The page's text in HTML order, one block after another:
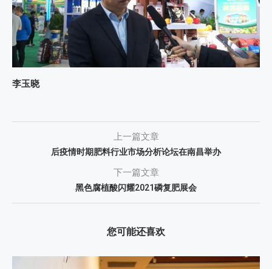
李玉晓
上一篇文章
后疫情时期肥料行业市场分析论坛在南昌举办
下一篇文章
黑色腐植酸闪耀2021磷复肥展会
您可能还喜欢